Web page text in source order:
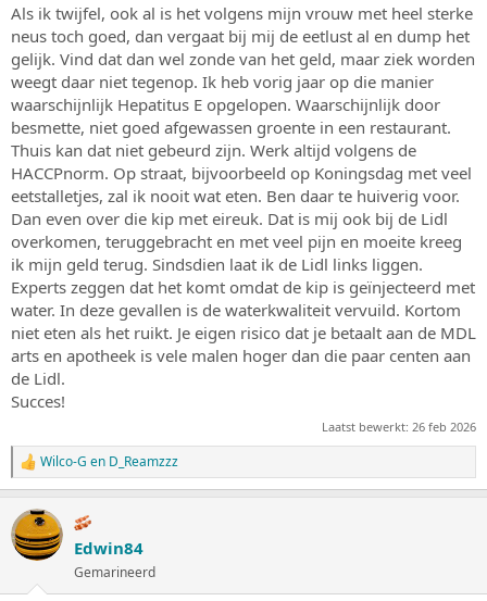
Als ik twijfel, ook al is het volgens mijn vrouw met heel sterke
neus toch goed, dan vergaat bij mij de eetlust al en dump het
gelijk. Vind dat dan wel zonde van het geld, maar ziek worden
weegt daar niet tegenop. Ik heb vorig jaar op die manier
waarschijnlijk Hepatitus E opgelopen. Waarschijnlijk door
besmette, niet goed afgewassen groente in een restaurant.
Thuis kan dat niet gebeurd zijn. Werk altijd volgens de
HACCPnorm. Op straat, bijvoorbeeld op Koningsdag met veel
eetstalletjes, zal ik nooit wat eten. Ben daar te huiverig voor.
Dan even over die kip met eireuk. Dat is mij ook bij de Lidl
overkomen, teruggebracht en met veel pijn en moeite kreeg
ik mijn geld terug. Sindsdien laat ik de Lidl links liggen.
Experts zeggen dat het komt omdat de kip is geïnjecteerd met
water. In deze gevallen is de waterkwaliteit vervuild. Kortom
niet eten als het ruikt. Je eigen risico dat je betaalt aan de MDL
arts en apotheek is vele malen hoger dan die paar centen aan
de Lidl.
Succes!
Laatst bewerkt: 26 feb 2026
W
a
r
d
e
i
Wilco-G en D_Reamzzz
Edwin84
Gemarineerd